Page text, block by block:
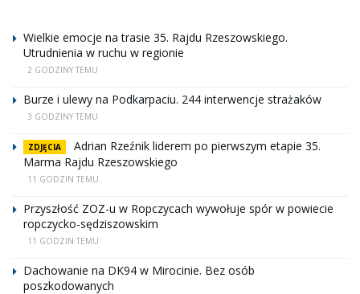
Wielkie emocje na trasie 35. Rajdu Rzeszowskiego.
Utrudnienia w ruchu w regionie
2 GODZINY TEMU
Burze i ulewy na Podkarpaciu. 244 interwencje strażaków
3 GODZINY TEMU
ZDJĘCIA
Adrian Rzeźnik liderem po pierwszym etapie 35.
Marma Rajdu Rzeszowskiego
11 GODZIN TEMU
Przyszłość ZOZ-u w Ropczycach wywołuje spór w powiecie
ropczycko-sędziszowskim
11 GODZIN TEMU
Dachowanie na DK94 w Mirocinie. Bez osób
poszkodowanych